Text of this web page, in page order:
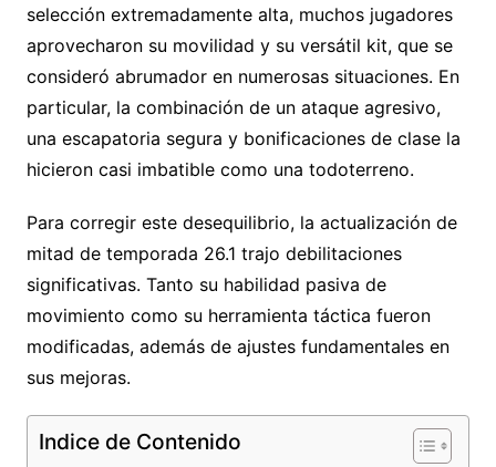
selección extremadamente alta, muchos jugadores
aprovecharon su movilidad y su versátil kit, que se
consideró abrumador en numerosas situaciones. En
particular, la combinación de un ataque agresivo,
una escapatoria segura y bonificaciones de clase la
hicieron casi imbatible como una todoterreno.
Para corregir este desequilibrio, la actualización de
mitad de temporada 26.1 trajo debilitaciones
significativas. Tanto su habilidad pasiva de
movimiento como su herramienta táctica fueron
modificadas, además de ajustes fundamentales en
sus mejoras.
Indice de Contenido